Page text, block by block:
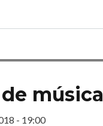
música
- 19:00